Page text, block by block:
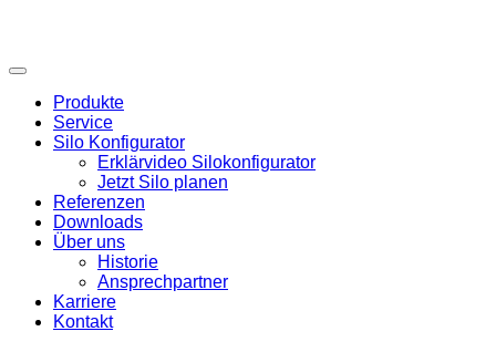
Produkte
Service
Silo Konfigurator
Erklärvideo Silokonfigurator
Jetzt Silo planen
Referenzen
Downloads
Über uns
Historie
Ansprechpartner
Karriere
Kontakt